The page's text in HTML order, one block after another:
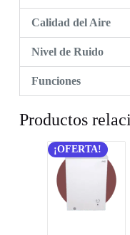
Calidad del Aire
Nivel de Ruido
Funciones
Productos
¡OFERTA!